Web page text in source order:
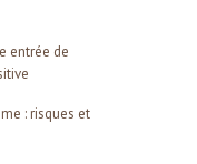
entrée de
: risques et